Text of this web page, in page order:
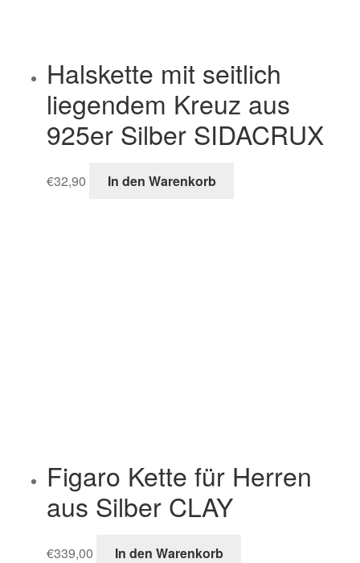
Halskette mit seitlich
liegendem Kreuz aus
925er Silber SIDACRUX
€32,90 In den Warenkorb
Figaro Kette für Herren
aus Silber CLAY
€339,00 In den Warenkorb